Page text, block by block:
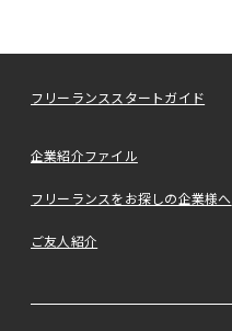
フリーランススタートガイド
企業紹介ファイル
フリーランスをお探しの企業様へ
ご友人紹介